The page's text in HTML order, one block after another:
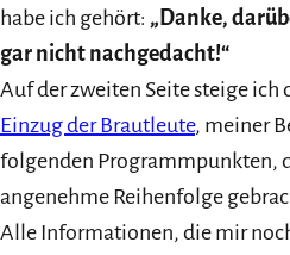
habe ich gehört: „Danke,
gar nicht nachgedacht!“
Auf der zweiten Seite steige ich
Einzug der Brautleute, meiner
folgenden Programmpunkten,
angenehme Reihenfolge
Alle Informationen, die mir